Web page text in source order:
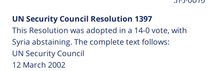
UN Security Council Resolution 1397
This Resolution was adopted in a 14-0 vote, with
Syria abstaining. The complete text follows:
UN Security Council
12 March 2002